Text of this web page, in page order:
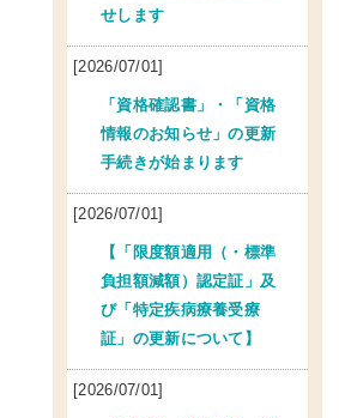
せします
[2026/07/01]
「資格確認書」・「資格
情報のお知らせ」の更新
手続きが始まります
[2026/07/01]
【「限度額適用（・標準
負担額減額）認定証」及
び「特定疾病療養受療
証」の更新について】
[2026/07/01]